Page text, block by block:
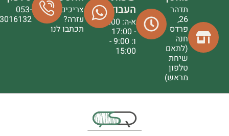
תדהר
26,
פרדס
חנה
(לתאם
שיחת
טלפון
מראש)
העבודה
א-ה: 9:00
- 17:00
ו: 9:00 -
15:00
צריכים
עזרה?
תכתבו לנו
053-
3016132